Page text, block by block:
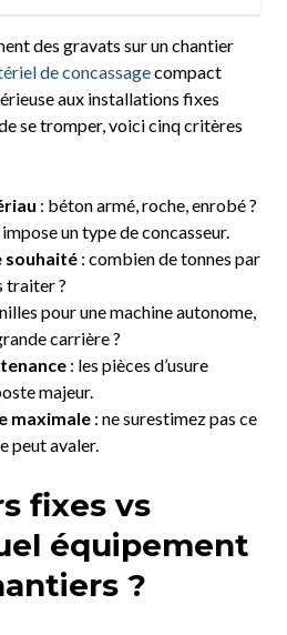
des gravats sur un chantier
de concassagecompact
aux installations fixes
se tromper, voici cinq critères
: béton armé, roche, enrobé ?
un type de concasseur.
souhaité : combien de tonnes par
traiter ?
pour une machine autonome,
carrière ?
: les pièces d’usure
majeur.
maximale : ne surestimez pas ce
peut avaler.
fixes vs
équipement
?